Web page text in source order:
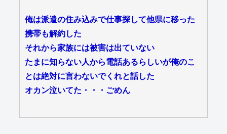
俺は派遣の住み込みで仕事探して他県に移った
携帯も解約した
それから家族には被害は出ていない
たまに知らない人から電話あるらしいが俺のこ
とは絶対に言わないでくれと話した
オカン泣いてた・・・ごめん